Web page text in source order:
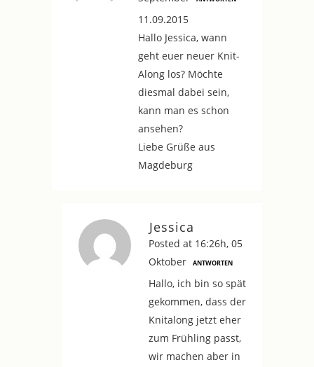
11.09.2015
Hallo Jessica, wann
geht euer neuer Knit-
Along los? Möchte
diesmal dabei sein,
kann man es schon
ansehen?
Liebe Grüße aus
Magdeburg
Jessica
Posted at 16:26h, 05
Oktober
ANTWORTEN
Hallo, ich bin so spät
gekommen, dass der
Knitalong jetzt eher
zum Frühling passt,
wir machen aber in